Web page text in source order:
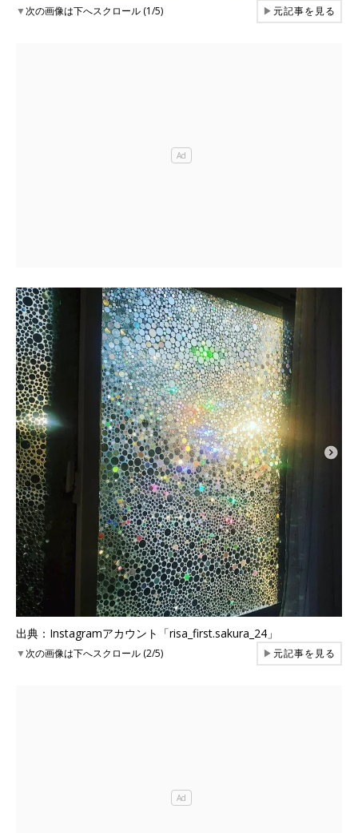
▼次の画像は下へスクロール (1/5) ▶元記事を見る
出典：Instagramアカウント「risa_first.sakura_24」
▼次の画像は下へスクロール (2/5) ▶元記事を見る